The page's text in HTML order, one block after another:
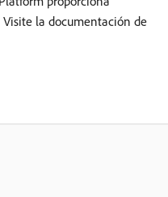
la documentación de